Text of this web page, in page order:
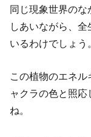
同じ現象世界の
しあいながら、
いるわけでしょう
この植物のエネ
ャクラの色と照
ね。